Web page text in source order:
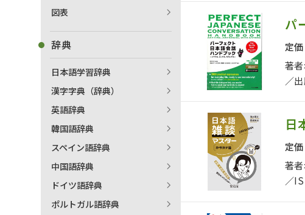
パ
定価
著
日
定価
著者
図表
辞典
日本語学習辞典
漢字字典（辞典）
英語辞典
韓国語辞典
スペイン語辞典
中国語辞典
ドイツ語辞典
ポルトガル語辞典